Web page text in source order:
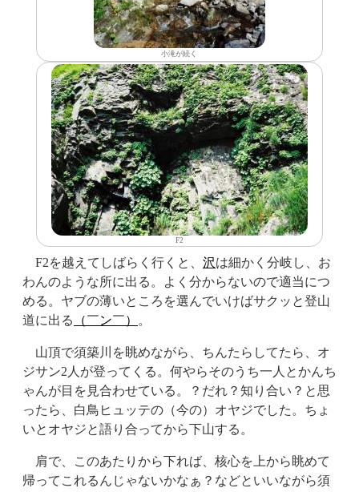
小滝が続く
F2
F2を越えてしばらく行くと、 沢は細かく分岐し、お
わんのような所に出る。よく分からないので適当につ
める。ヤブの薄いところを選んでいけばサクッと登山
道に出る
（￣ン￣） 。
山頂で須築川を眺めながら、ちんたらしてたら、オ
ジサン2人が登ってくる。何やらそのうち一人とかんち
ゃんが目を見合わせている。？だれ？知り合い？と思
ったら、白鳥ヒュッテの（今の）オヤジでした。ちょ
いとオヤジと語り合ってから下山する。
肩で、このあたりから下れば、核心を上から眺めて
帰ってこれるんじゃないかなぁ？などといいながら須